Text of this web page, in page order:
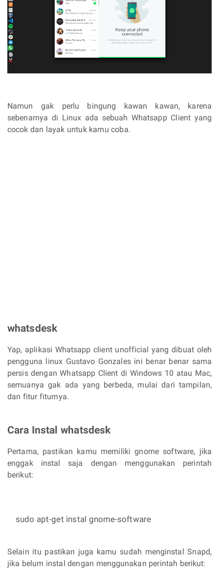
Namun gak perlu bingung kawan kawan, karena
sebenarnya di Linux ada sebuah Whatsapp Client yang
cocok dan layak untuk kamu coba.
whatsdesk
Yap, aplikasi Whatsapp client unofficial yang dibuat oleh
pengguna linux Gustavo Gonzales ini benar benar sama
persis dengan Whatsapp Client di Windows 10 atau Mac,
semuanya gak ada yang berbeda, mulai dari tampilan,
dan fitur fiturnya.
Cara Instal whatsdesk
Pertama, pastikan kamu memiliki gnome software, jika
enggak instal saja dengan menggunakan perintah
berikut:
sudo apt-get instal gnome-software
Selain itu pastikan juga kamu sudah menginstal Snapd,
jika belum instal dengan menggunakan perintah berikut: